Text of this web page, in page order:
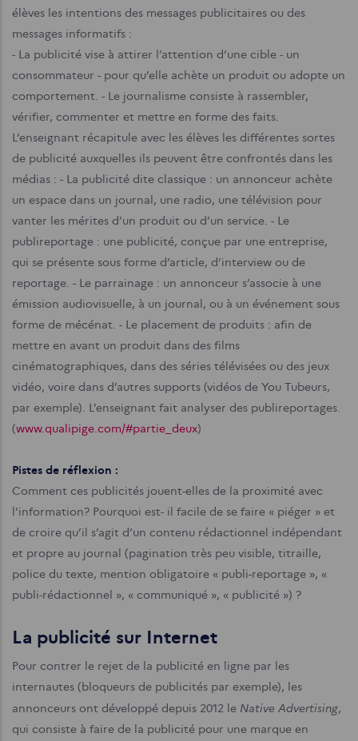
élèves les intentions des messages publicitaires ou des
messages informatifs :
- La publicité vise à attirer l’attention d’une cible - un
consommateur - pour qu’elle achète un produit ou adopte un
comportement. - Le journalisme consiste à rassembler,
vérifier, commenter et mettre en forme des faits.
L’enseignant récapitule avec les élèves les différentes sortes
de publicité auxquelles ils peuvent être confrontés dans les
médias : - La publicité dite classique : un annonceur achète
un espace dans un journal, une radio, une télévision pour
vanter les mérites d’un produit ou d’un service. - Le
publireportage : une publicité, conçue par une entreprise,
qui se présente sous forme d’article, d’interview ou de
reportage. - Le parrainage : un annonceur s’associe à une
émission audiovisuelle, à un journal, ou à un événement sous
forme de mécénat. - Le placement de produits : afin de
mettre en avant un produit dans des films
cinématographiques, dans des séries télévisées ou des jeux
vidéo, voire dans d’autres supports (vidéos de You Tubeurs,
par exemple). L’enseignant fait analyser des publireportages.
(www.qualipige.com/#partie_deux)
Pistes de réflexion :
Comment ces publicités jouent-elles de la proximité avec
l’information? Pourquoi est- il facile de se faire « piéger » et
de croire qu’il s’agit d’un contenu rédactionnel indépendant
et propre au journal (pagination très peu visible, titraille,
police du texte, mention obligatoire « publi-reportage », «
publi-rédactionnel », « communiqué », « publicité ») ?
La publicité sur Internet
Pour contrer le rejet de la publicité en ligne par les
internautes (bloqueurs de publicités par exemple), les
annonceurs ont développé depuis 2012 le Native Advertising,
qui consiste à faire de la publicité pour une marque en